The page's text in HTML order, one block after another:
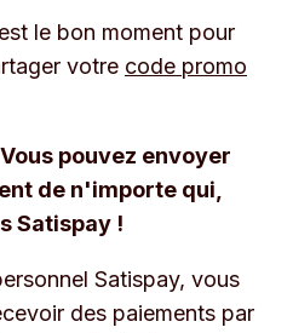
le bon moment pour
votre code promo
pouvez envoyer
de n'importe qui,
Satispay !
Satispay, vous
des paiements par